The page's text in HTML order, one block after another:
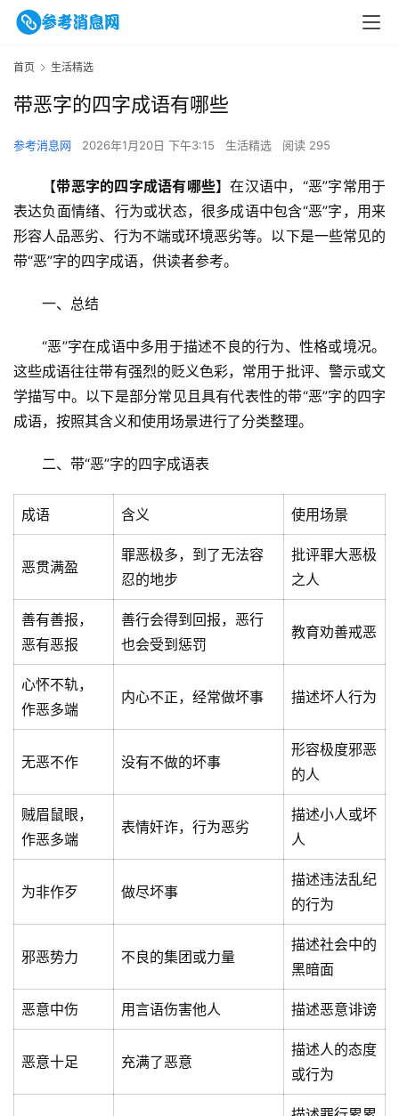
首页 生活精选
带恶字的四字成语有哪些
参考消息网 2026年1月20日 下午3:15 生活精选 阅读 295
【带恶字的四字成语有哪些】在汉语中，“恶”字常用于
表达负面情绪、行为或状态，很多成语中包含“恶”字，用来
形容人品恶劣、行为不端或环境恶劣等。以下是一些常见的
带“恶”字的四字成语，供读者参考。
一、总结
“恶”字在成语中多用于描述不良的行为、性格或境况。
这些成语往往带有强烈的贬义色彩，常用于批评、警示或文
学描写中。以下是部分常见且具有代表性的带“恶”字的四字
成语，按照其含义和使用场景进行了分类整理。
二、带“恶”字的四字成语表
成语 含义 使用场景
恶贯满盈
罪恶极多，到了无法容
忍的地步
批评罪大恶极
之人
善有善报，
恶有恶报
善行会得到回报，恶行
也会受到惩罚
教育劝善戒恶
心怀不轨，
作恶多端
内心不正，经常做坏事 描述坏人行为
无恶不作 没有不做的坏事
形容极度邪恶
的人
贼眉鼠眼，
作恶多端
表情奸诈，行为恶劣
描述小人或坏
人
为非作歹 做尽坏事
描述违法乱纪
的行为
邪恶势力 不良的集团或力量
描述社会中的
黑暗面
恶意中伤 用言语伤害他人 描述恶意诽谤
恶意十足 充满了恶意
描述人的态度
或行为